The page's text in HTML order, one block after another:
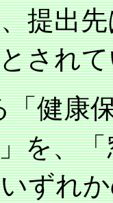
提出
され
健康
を、
ずれ